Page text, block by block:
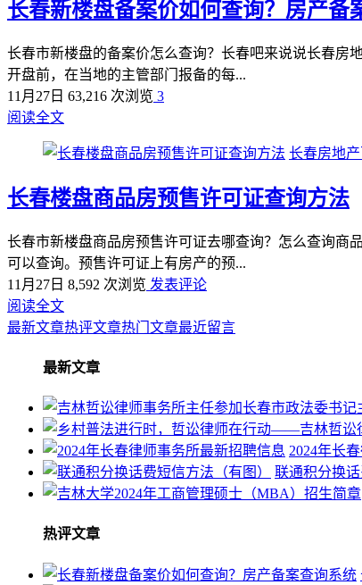
长春新楼盘备案价如何查询？房产备
长春市新楼盘的备案价怎么查询？长春吧来说说长春房
开盘前，在当地的主管部门报备的每...
11月27日 63,216 次浏览 3
阅读全文
长春房地
长春楼盘商品房预售许可证查询方法
长春市新楼盘商品房预售许可证去哪查询？怎么查询商
可以查询。预售许可证上有房产的预...
11月27日 8,592 次浏览 发表评论
阅读全文
最新文章热评文章热门文章最近留言
最新文章
2024年长
联通积分换话
热评文章